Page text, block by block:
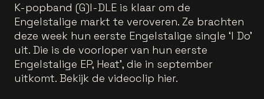
K-popband (G)I-DLE is klaar om de
Engelstalige markt te veroveren. Ze brachten
deze week hun eerste Engelstalige single ‘I Do’
uit. Die is de voorloper van hun eerste
Engelstalige EP, Heat’, die in september
uitkomt. Bekijk de videoclip hier.